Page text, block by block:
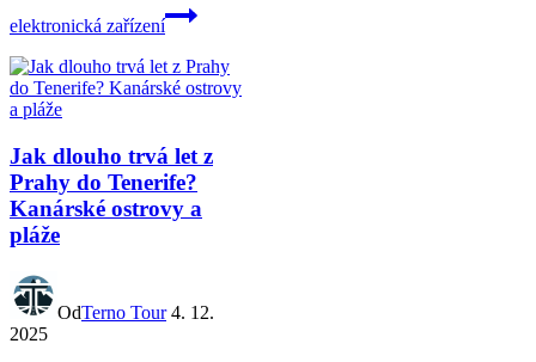
elektronická zařízení
Jak dlouho trvá let z
Prahy do Tenerife?
Kanárské ostrovy a
pláže
OdTerno Tour 4. 12.
2025